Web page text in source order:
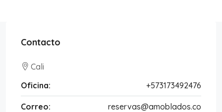
Contacto
Cali
Oficina:
+573173492476
Correo: reservas@amoblados.co